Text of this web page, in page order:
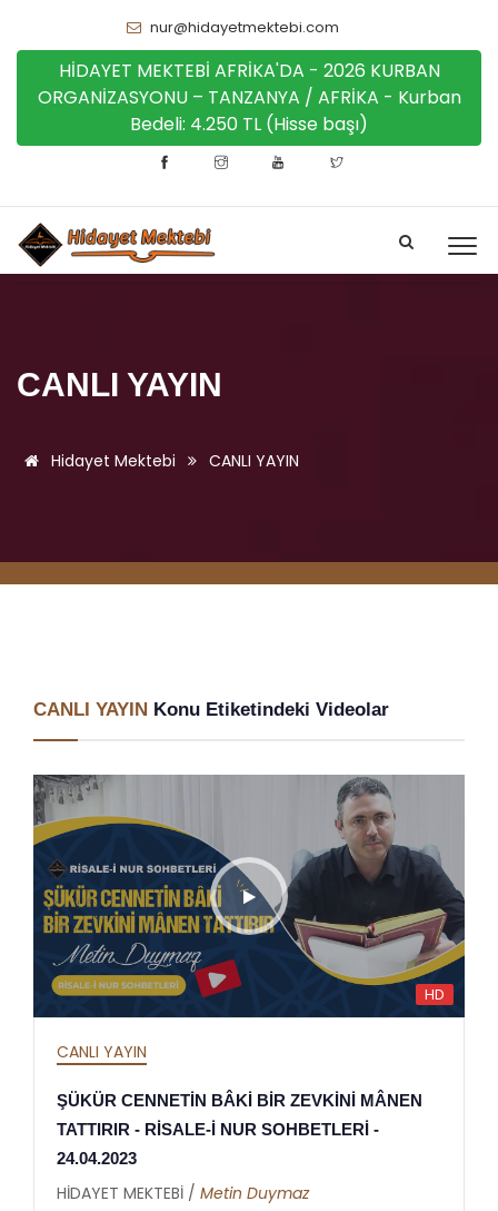
nur@hidayetmektebi.com
HİDAYET MEKTEBİ AFRİKA'DA - 2026 KURBAN
ORGANİZASYONU – TANZANYA / AFRİKA - Kurban
Bedeli: 4.250 TL (Hisse başı)
CANLI YAYIN
Hidayet Mektebi CANLI YAYIN
CANLI YAYIN Konu Etiketindeki Videolar
HD
CANLI YAYIN
ŞÜKÜR CENNETİN BÂKİ BİR ZEVKİNİ MÂNEN
TATTIRIR - RİSALE-İ NUR SOHBETLERİ -
24.04.2023
HİDAYET MEKTEBİ / Metin Duymaz